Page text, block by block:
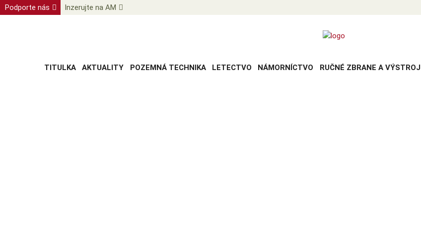
Podporte nás Inzerujte na AM
TITULKA AKTUALITY POZEMNÁ TECHNIKA LETECTVO NÁMORNÍCTVO RUČNÉ ZBRANE A VÝSTROJ